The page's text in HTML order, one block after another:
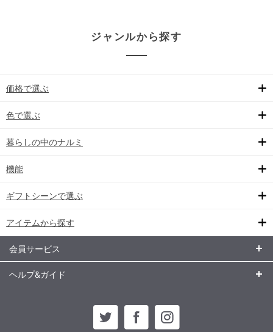
ジャンルから探す
価格で選ぶ
色で選ぶ
暮らしの中のナルミ
機能
ギフトシーンで選ぶ
アイテムから探す
会員サービス
ヘルプ&ガイド